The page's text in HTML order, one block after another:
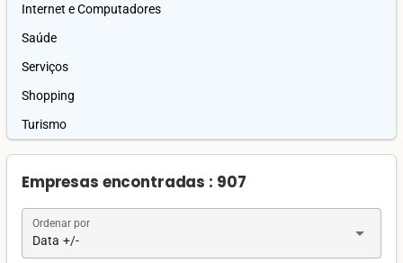
Internet e Computadores
Saúde
Serviços
Shopping
Turismo
Empresas encontradas : 907
Data +/-
Ordenar por arrow_drop_down